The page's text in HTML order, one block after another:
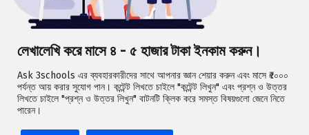
লেখালেখি করে মাসে ৪ - ৫ হাজার টাকা ইনকাম করুন।
Ask 3schools এর ব্যবহারকারীদের সাথে আপনার জ্ঞান শেয়ার করুন এবং মাসে ₹৫০০০
পর্যন্ত আয় করার সুযোগ পান। কন্টেন্ট লিখতে চাইলে "কন্টেন্ট লিখুন" এবং প্রশ্ন ও উত্তর
লিখতে চাইলে "প্রশ্ন ও উত্তর লিখুন" বাটনটি ক্লিক করে সমস্ত বিষয়গুলো জেনে নিতে
পারেন।